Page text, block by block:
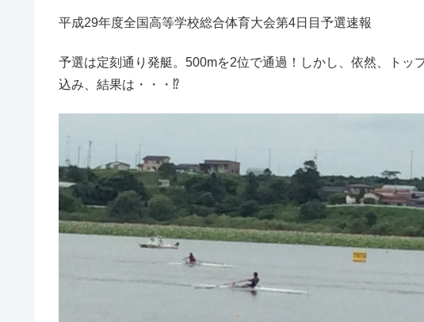
平成29年度全国高等学校総合体育大会第4日目予選速報
予選は定刻通り発艇。500mを2位で通過！しかし、依然、トッ
込み、結果は・・・⁉